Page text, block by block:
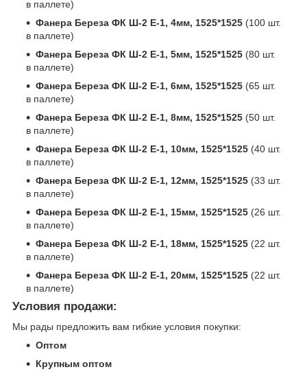
в паллете)
Фанера Береза ФК Ш-2 Е-1, 4мм, 1525*1525 (100 шт.
в паллете)
Фанера Береза ФК Ш-2 Е-1, 5мм, 1525*1525 (80 шт.
в паллете)
Фанера Береза ФК Ш-2 Е-1, 6мм, 1525*1525 (65 шт.
в паллете)
Фанера Береза ФК Ш-2 Е-1, 8мм, 1525*1525 (50 шт.
в паллете)
Фанера Береза ФК Ш-2 Е-1, 10мм, 1525*1525 (40 шт.
в паллете)
Фанера Береза ФК Ш-2 Е-1, 12мм, 1525*1525 (33 шт.
в паллете)
Фанера Береза ФК Ш-2 Е-1, 15мм, 1525*1525 (26 шт.
в паллете)
Фанера Береза ФК Ш-2 Е-1, 18мм, 1525*1525 (22 шт.
в паллете)
Фанера Береза ФК Ш-2 Е-1, 20мм, 1525*1525 (22 шт.
в паллете)
Условия продажи:
Мы рады предложить вам гибкие условия покупки:
Оптом
Крупным оптом